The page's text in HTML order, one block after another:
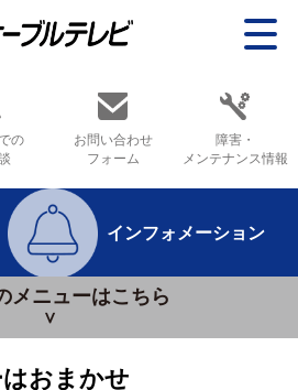
の
お問い合わせ
フォーム
障害・
メンテナンス情報
インフォメーション
メニューはこちら
おまかせ